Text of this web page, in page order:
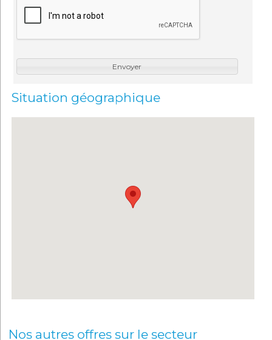
Envoyer
Situation géographique
Nos autres offres sur le secteur